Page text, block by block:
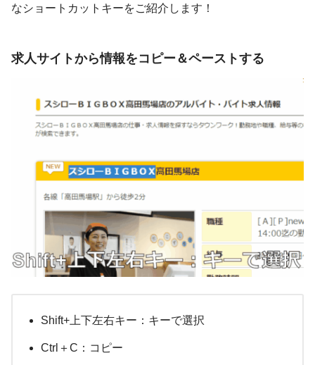
なショートカットキーをご紹介します！
求人サイトから情報をコピー＆ペーストする
Shift+上下左右キー：キーで選択
Ctrl＋C：コピー